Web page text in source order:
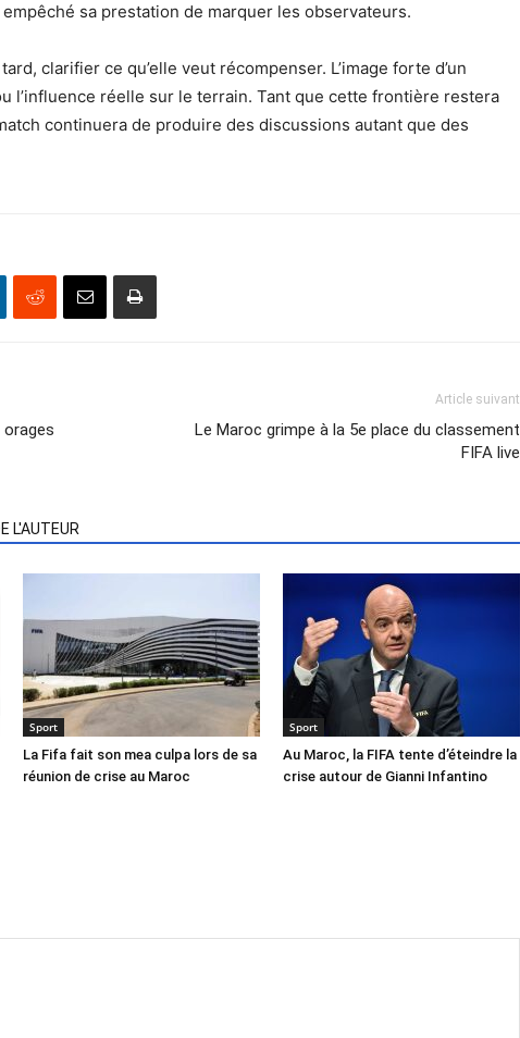
sa prestation de marquer les observateurs.
clarifier ce qu’elle veut récompenser. L’image forte d’un
l’influence réelle sur le terrain. Tant que cette frontière restera
continuera de produire des discussions autant que des
Article suivant
Le Maroc grimpe à la 5e place du classement
FIFA live
L'AUTEUR
Sport
La Fifa fait son mea culpa lors de sa
réunion de crise au Maroc
Sport
Au Maroc, la FIFA tente d’éteindre la
crise autour de Gianni Infantino